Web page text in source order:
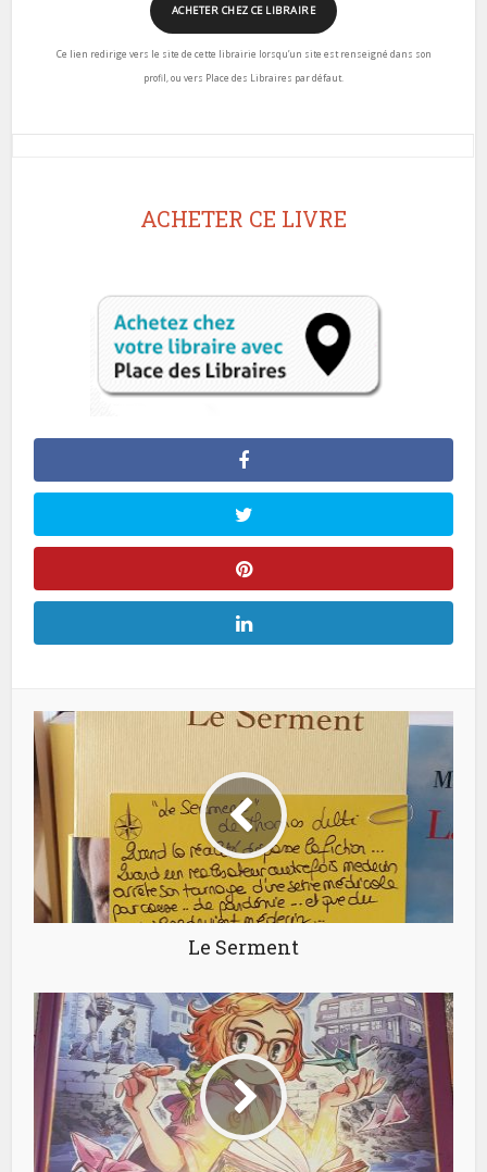
ACHETER CHEZ CE LIBRAIRE
Ce lien redirige vers le site de cette librairie lorsqu’un site est renseigné dans son
profil, ou vers Place des Libraires par défaut.
ACHETER CE LIVRE
Le Serment